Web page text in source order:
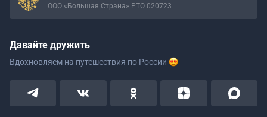
ООО «Большая Страна» РТО 020723
Давайте дружить
Вдохновляем на путешествия по России